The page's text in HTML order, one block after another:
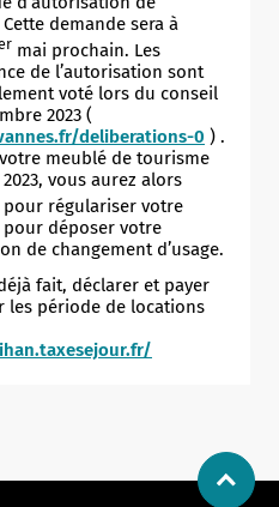
demande sera à
mai prochain. Les
de l’autorisation sont
voté lors du conseil
2023 (
deliberations-0 ) .
meublé de tourisme
vous aurez alors
pour régulariser votre
pour déposer votre
de changement d’usage.
fait, déclarer et payer
les période de locations
Allow